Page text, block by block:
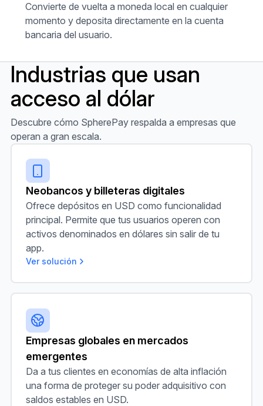
Convierte de vuelta a moneda local en cualquier
momento y deposita directamente en la cuenta
bancaria del usuario.
Industrias que usan
acceso al dólar
Descubre cómo SpherePay respalda a empresas que
operan a gran escala.
Neobancos y billeteras digitales
Ofrece depósitos en USD como funcionalidad
principal. Permite que tus usuarios operen con
activos denominados en dólares sin salir de tu
app.
Ver solución
Neobancos y billeteras digitales
Empresas globales en mercados
emergentes
Da a tus clientes en economías de alta inflación
una forma de proteger su poder adquisitivo con
saldos estables en USD.
Empresas globales en mercados emergentes